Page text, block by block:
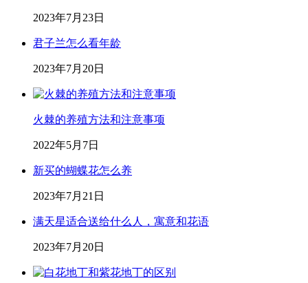
2023年7月23日
君子兰怎么看年龄
2023年7月20日
火棘的养殖方法和注意事项
2022年5月7日
新买的蝴蝶花怎么养
2023年7月21日
满天星适合送给什么人，寓意和花语
2023年7月20日